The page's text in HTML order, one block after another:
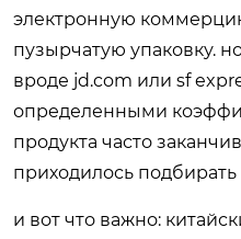
электронную
пузырчатую упаковку.
вроде jd.com или sf
определенными
продукта часто
приходилось
и вот что важно: